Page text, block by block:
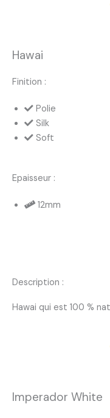
Hawai
Finition :
Polie
Silk
Soft
Epaisseur :
12mm
Description :
Hawai qui est 100 %
Imperador White